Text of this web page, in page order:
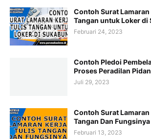
Contoh Surat Lamaran
Tangan untuk Loker di
Februari 24, 2023
Contoh Pledoi
Proses Peradilan
Juli 29, 2023
Contoh Surat Lamaran
Tangan Dan Fungsinya
Februari 13, 2023